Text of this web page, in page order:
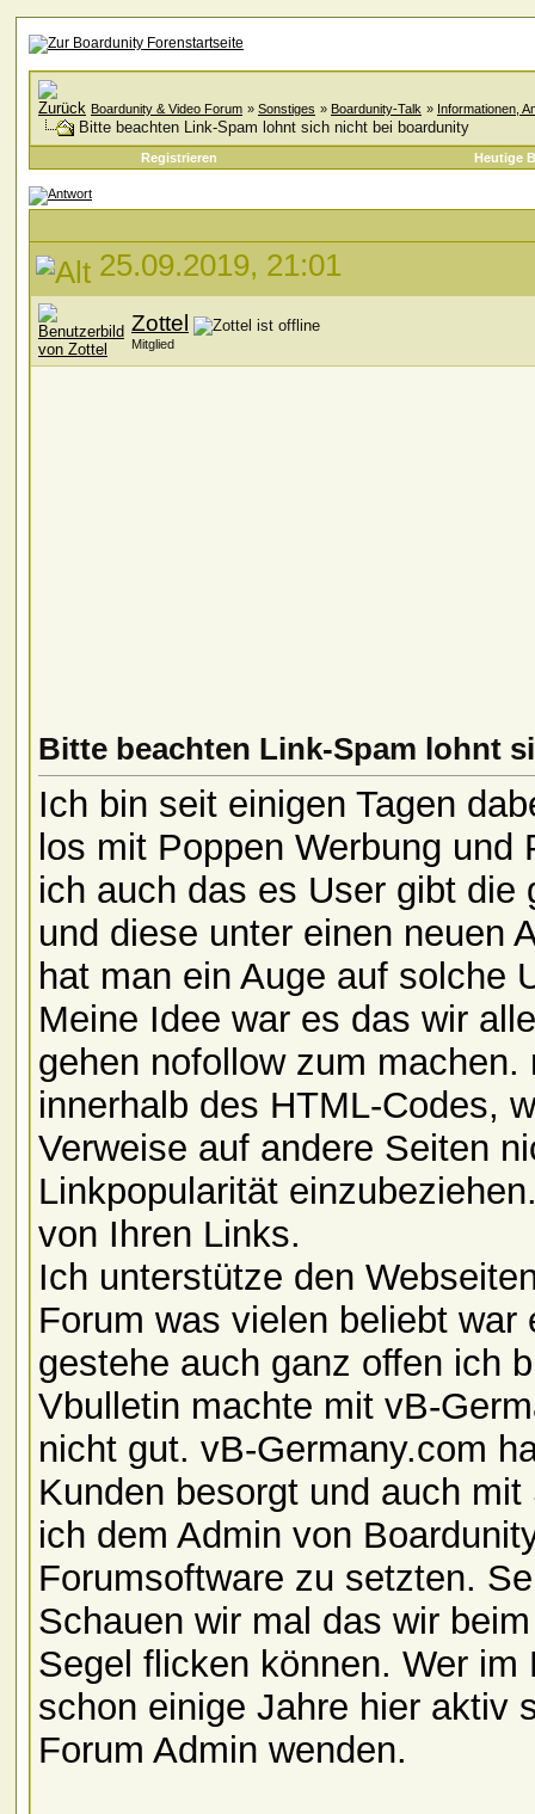
Boardunity & Video Forum » Sonstiges » Boardunity-Talk » Informationen,
Bitte beachten Link-Spam lohnt sich nicht bei boardunity
Registrieren Heutige
25.09.2019, 21:01
Zottel
Mitglied
Bitte beachten Link-Spam lohnt
Ich bin seit einigen Tagen
los mit Poppen Werbung
ich auch das es User gibt die
und diese unter einen neuen
hat man ein Auge auf solche
Meine Idee war es das wir
gehen nofollow zum
innerhalb des HTML-Codes,
Verweise auf andere Seiten
Linkpopularität
von Ihren Links.
Ich unterstütze den
Forum was vielen beliebt
gestehe auch ganz offen ich
Vbulletin machte mit vB-
nicht gut. vB-Germany.com
Kunden besorgt und auch
ich dem Admin von
Forumsoftware zu setzten.
Schauen wir mal das wir
Segel flicken können. Wer
schon einige Jahre hier aktiv
Forum Admin wenden.